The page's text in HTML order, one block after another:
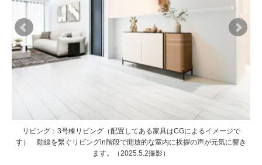
リビング：3号棟リビング（配置してある家具はCGによるイメージで
す） 動線を繋ぐリビングin階段で開放的な室内に挨拶の声が元気に響き
ます。（2025.5.2撮影）
リビング：3号棟リビング（配置してある家具はCGによるイメージで
す） 動線を繋ぐリビングin階段で開放的な室内に挨拶の声が元気に響き
ます。（2025.5.2撮影）